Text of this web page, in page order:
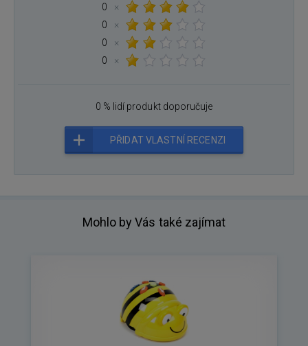
0
×
0
×
0
×
0
×
0 % lidí produkt doporučuje
PŘIDAT VLASTNÍ RECENZI
Mohlo by Vás také zajímat